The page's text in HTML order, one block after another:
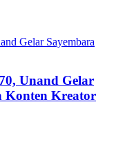
Unand Gelar
Konten Kreator